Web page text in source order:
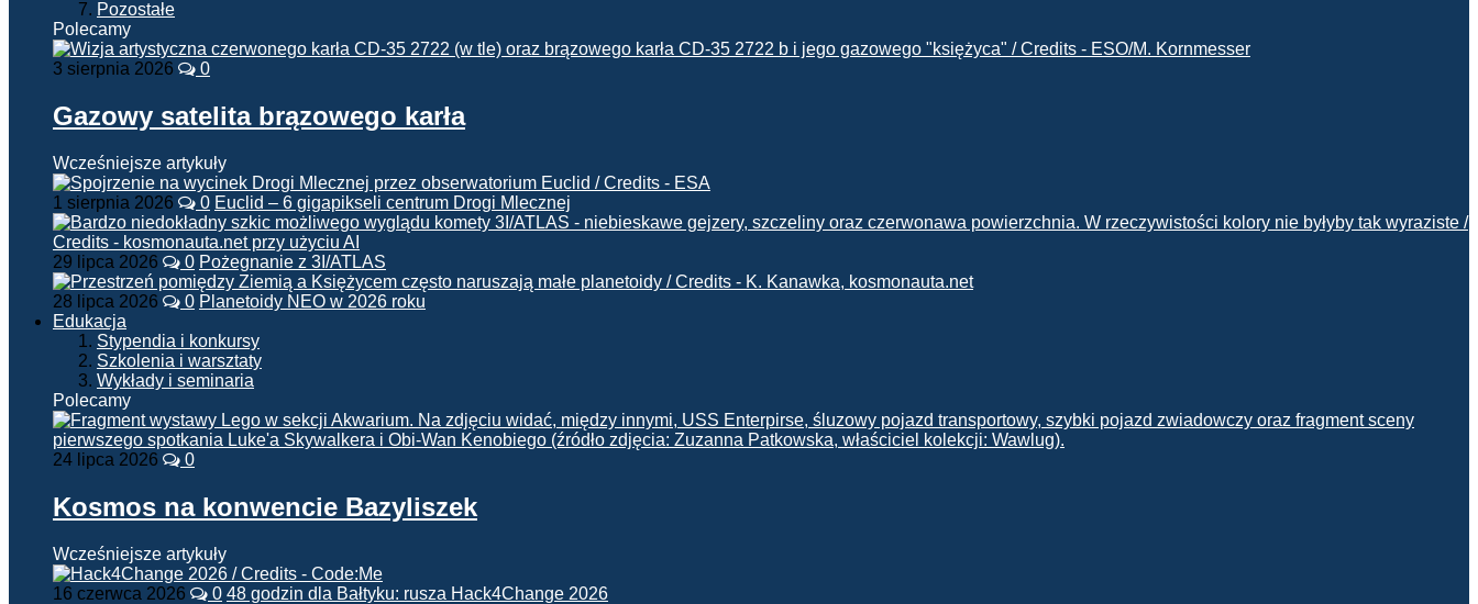
Pozostałe
Polecamy
3 sierpnia 2026 0
Gazowy satelita brązowego karła
Wcześniejsze artykuły
1 sierpnia 2026 0 Euclid – 6 gigapikseli centrum Drogi Mlecznej
29 lipca 2026 0 Pożegnanie z 3I/ATLAS
28 lipca 2026 0 Planetoidy NEO w 2026 roku
Edukacja
Stypendia i konkursy
Szkolenia i warsztaty
Wykłady i seminaria
Polecamy
24 lipca 2026 0
Kosmos na konwencie Bazyliszek
Wcześniejsze artykuły
16 czerwca 2026 0 48 godzin dla Bałtyku: rusza Hack4Change 2026